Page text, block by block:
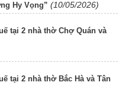
Hy Vọng” (10/05/2026)
tại 2 nhà thờ Chợ Quán và
tại 2 nhà thờ Bắc Hà và Tân